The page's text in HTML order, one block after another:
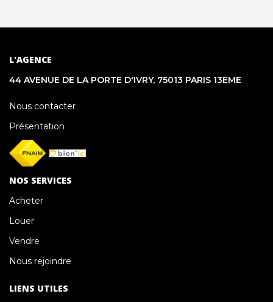
L'AGENCE
44 AVENUE DE LA PORTE D'IVRY, 75013 PARIS 13EME
Nous contacter
Présentation
NOS SERVICES
Acheter
Louer
Vendre
Nous rejoindre
LIENS UTILES